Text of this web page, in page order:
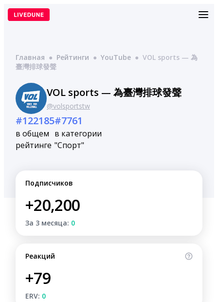
Перейти
Главная ● Рейтинги ● YouTube ● VOL sports — 為
臺灣排球發聲
VOL sports — 為臺灣排球發聲
@volsportstw
#122185
в общем
рейтинге
#7761
в категории
"Спорт"
Подписчиков
+20,200
За 3 месяца: 0
Реакций
+79
ERV: 0